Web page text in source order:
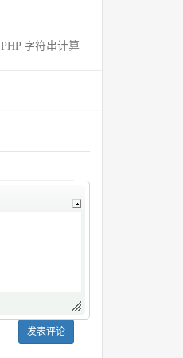
PHP 字符串计算
发表评论